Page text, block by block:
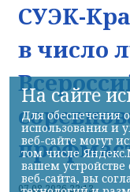
СУЭК-
в число
07.08.2026 22:13
На сайте
Для обеспечения
использования и
веб-сайте могут
том числе
вашем
веб-сайта, вы